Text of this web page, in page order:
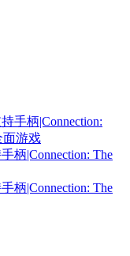
柄|Connection: The
柄|Connection: The